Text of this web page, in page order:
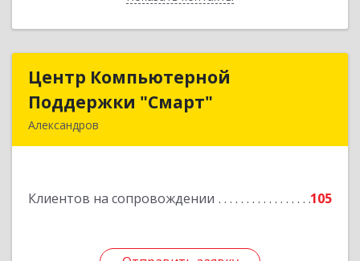
Центр Компьютерной
Поддержки "Смарт"
Александров
Клиентов на сопровождении 105
Центр Компьютерной
Поддержки "Смарт"